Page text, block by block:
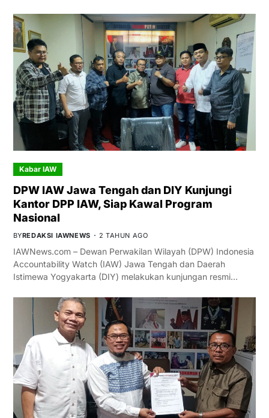
Kabar IAW
DPW IAW Jawa Tengah dan DIY Kunjungi
Kantor DPP IAW, Siap Kawal Program
Nasional
BYREDAKSI IAWNEWS 2 TAHUN AGO
IAWNews.com – Dewan Perwakilan Wilayah (DPW) Indonesia
Accountability Watch (IAW) Jawa Tengah dan Daerah
Istimewa Yogyakarta (DIY) melakukan kunjungan resmi…